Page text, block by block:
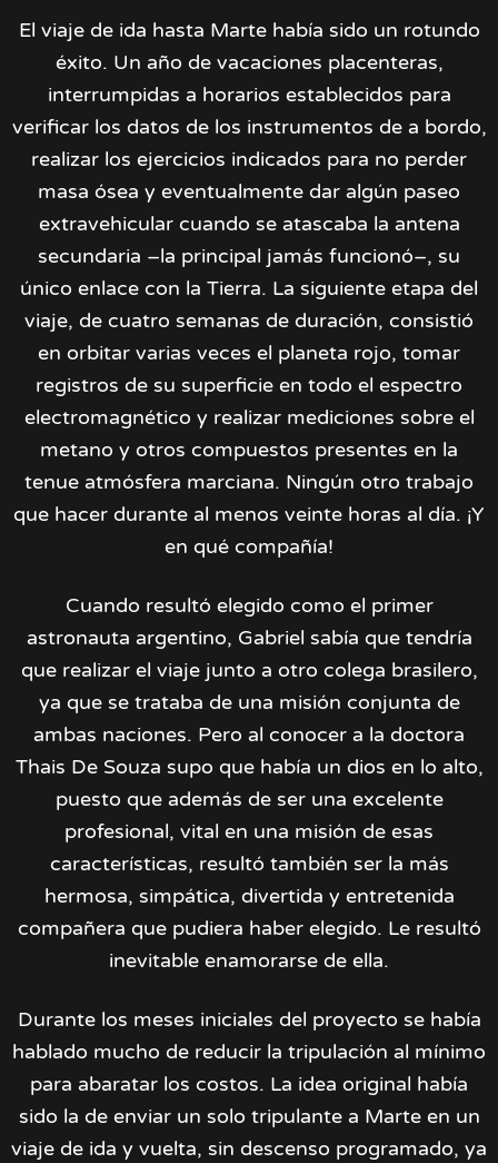
El viaje de ida hasta Marte había sido un rotundo
éxito. Un año de vacaciones placenteras,
interrumpidas a horarios establecidos para
verificar los datos de los instrumentos de a bordo,
realizar los ejercicios indicados para no perder
masa ósea y eventualmente dar algún paseo
extravehicular cuando se atascaba la antena
secundaria –la principal jamás funcionó–, su
único enlace con la Tierra. La siguiente etapa del
viaje, de cuatro semanas de duración, consistió
en orbitar varias veces el planeta rojo, tomar
registros de su superficie en todo el espectro
electromagnético y realizar mediciones sobre el
metano y otros compuestos presentes en la
tenue atmósfera marciana. Ningún otro trabajo
que hacer durante al menos veinte horas al día. ¡Y
en qué compañía!
Cuando resultó elegido como el primer
astronauta argentino, Gabriel sabía que tendría
que realizar el viaje junto a otro colega brasilero,
ya que se trataba de una misión conjunta de
ambas naciones. Pero al conocer a la doctora
Thais De Souza supo que había un dios en lo alto,
puesto que además de ser una excelente
profesional, vital en una misión de esas
características, resultó también ser la más
hermosa, simpática, divertida y entretenida
compañera que pudiera haber elegido. Le resultó
inevitable enamorarse de ella.
Durante los meses iniciales del proyecto se había
hablado mucho de reducir la tripulación al mínimo
para abaratar los costos. La idea original había
sido la de enviar un solo tripulante a Marte en un
viaje de ida y vuelta, sin descenso programado, ya